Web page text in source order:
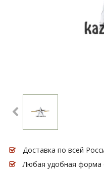
Доставка по всей
Любая удобная форма